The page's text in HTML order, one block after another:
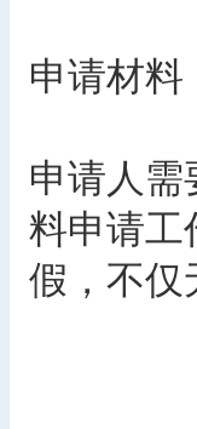
申请材料
申请人
料申请
假，不